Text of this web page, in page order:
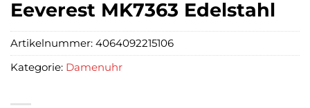
Eeverest MK7363 Edelstahl
Artikelnummer: 4064092215106
Kategorie: Damenuhr